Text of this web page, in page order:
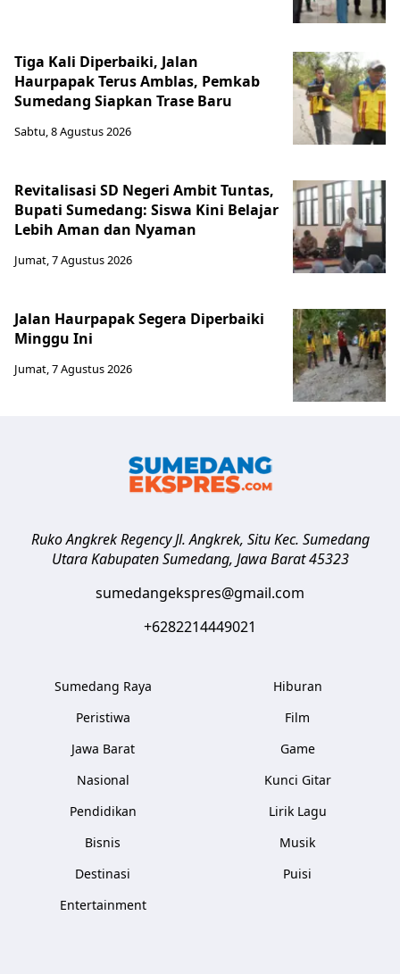
Tiga Kali Diperbaiki, Jalan
Haurpapak Terus Amblas, Pemkab
Sumedang Siapkan Trase Baru
Sabtu, 8 Agustus 2026
Revitalisasi SD Negeri Ambit Tuntas,
Bupati Sumedang: Siswa Kini Belajar
Lebih Aman dan Nyaman
Jumat, 7 Agustus 2026
Jalan Haurpapak Segera Diperbaiki
Minggu Ini
Jumat, 7 Agustus 2026
Ruko Angkrek Regency Jl. Angkrek, Situ Kec. Sumedang
Utara Kabupaten Sumedang, Jawa Barat 45323
sumedangekspres@gmail.com
+6282214449021
Sumedang Raya
Peristiwa
Jawa Barat
Nasional
Pendidikan
Bisnis
Destinasi
Entertainment
Hiburan
Film
Game
Kunci Gitar
Lirik Lagu
Musik
Puisi